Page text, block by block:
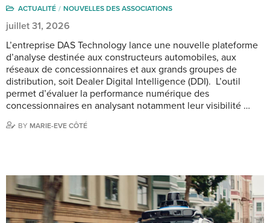
ACTUALITÉ NOUVELLES DES ASSOCIATIONS
juillet 31, 2026
L’entreprise DAS Technology lance une nouvelle plateforme
d’analyse destinée aux constructeurs automobiles, aux
réseaux de concessionnaires et aux grands groupes de
distribution, soit Dealer Digital Intelligence (DDI). L’outil
permet d’évaluer la performance numérique des
concessionnaires en analysant notamment leur visibilité …
BY MARIE-EVE CÔTÉ